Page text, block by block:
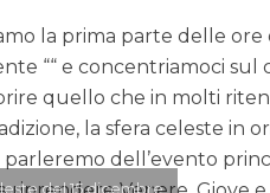
la prima parte delle
““ e concentriamoci
quello che in molti
la sfera celeste in
dell’evento
del 15 dicembre